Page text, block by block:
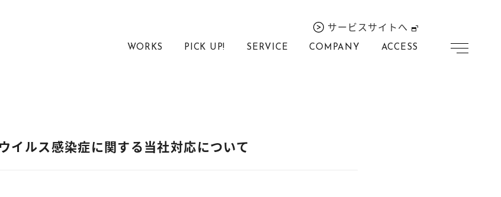
サービスサイトへ
WORKS PICK UP! SERVICE COMPANY ACCESS
イルス感染症に関する当社対応について